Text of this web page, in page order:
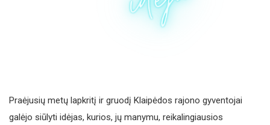
Praėjusių metų lapkritį ir gruodį Klaipėdos rajono gyventojai
galėjo siūlyti idėjas, kurios, jų manymu, reikalingiausios